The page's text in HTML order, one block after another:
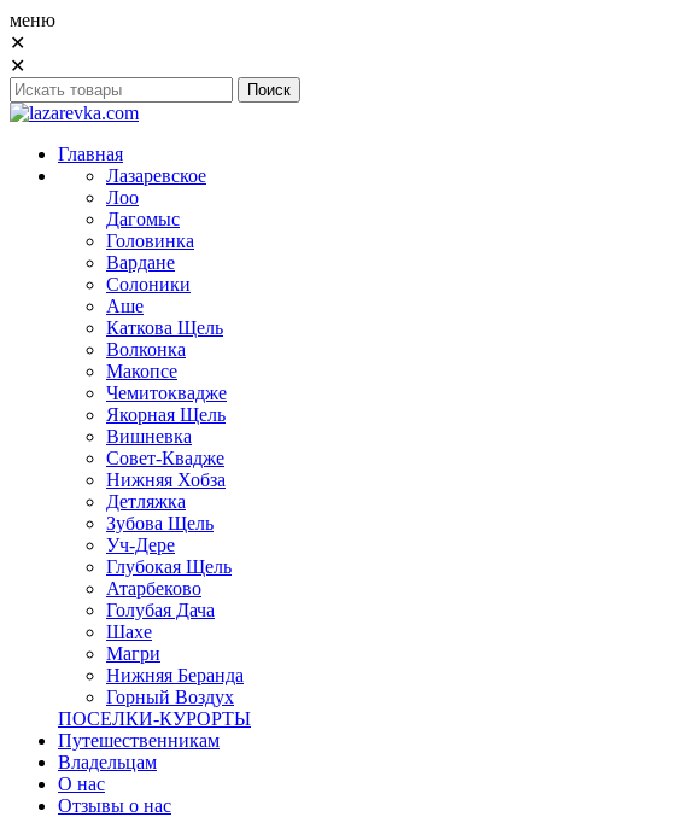
меню
✕
✕
Главная
Лазаревское
Лоо
Дагомыс
Головинка
Вардане
Солоники
Аше
Каткова Щель
Волконка
Макопсе
Чемитоквадже
Якорная Щель
Вишневка
Совет-Квадже
Нижняя Хобза
Детляжка
Зубова Щель
Уч-Дере
Глубокая Щель
Атарбеково
Голубая Дача
Шахе
Магри
Нижняя Беранда
Горный Воздух
ПОСЕЛКИ-КУРОРТЫ
Путешественникам
Владельцам
О нас
Отзывы о нас